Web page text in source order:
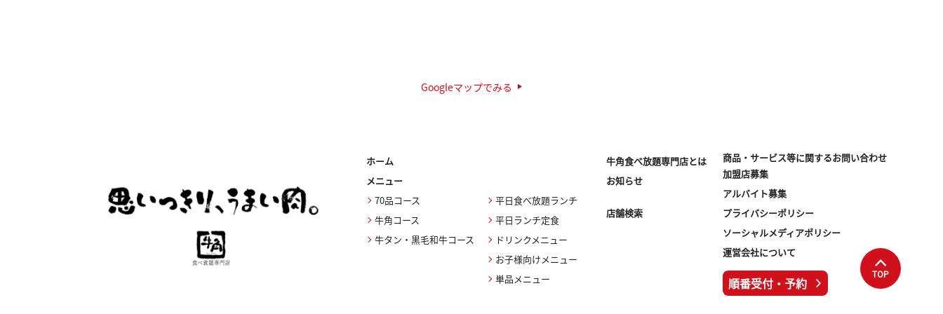
Googleマップでみる
TOP
ホーム
メニュー
70品コース
牛角コース
牛タン・黒毛和牛コース
平日食べ放題ランチ
平日ランチ定食
ドリンクメニュー
お子様向けメニュー
単品メニュー
牛角食べ放題専門店とは
お知らせ
店舗検索
商品・サービス等に関するお問い合わせ
加盟店募集
アルバイト募集
プライバシーポリシー
ソーシャルメディアポリシー
運営会社について
順番受付・予約